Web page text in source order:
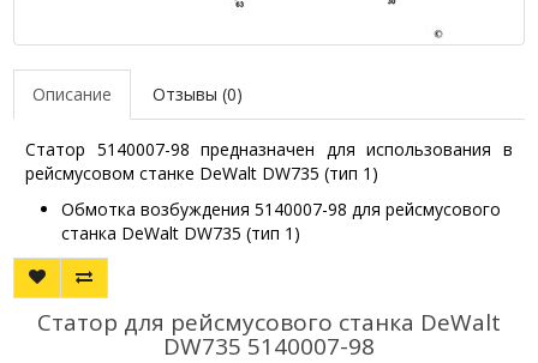
Описание Отзывы (0)
Статор 5140007-98 предназначен для использования в
рейсмусовом станке DeWalt DW735 (тип 1)
Обмотка возбуждения 5140007-98 для рейсмусового
станка DeWalt DW735 (тип 1)
Статор для рейсмусового станка DeWalt
DW735 5140007-98